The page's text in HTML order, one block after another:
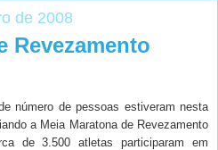
de 2008
Revezamento
número de pessoas estiveram nesta
a Meia Maratona de Revezamento
de 3.500 atletas participaram em